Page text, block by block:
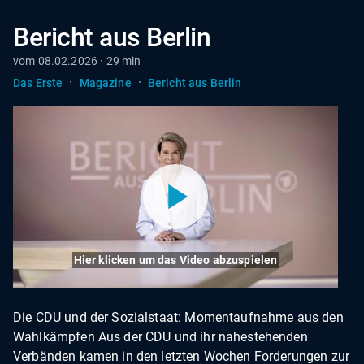
Bericht aus Berlin
vom 08.02.2026 · 29 min
Das Erste
· Magazine · Bericht aus Berlin
Hier klicken um das Video abzuspielen
Die CDU und der Sozialstaat: Momentaufnahme aus den
Wahlkämpfen Aus der CDU und ihr nahestehenden
Verbänden kamen in den letzten Wochen Forderungen zur